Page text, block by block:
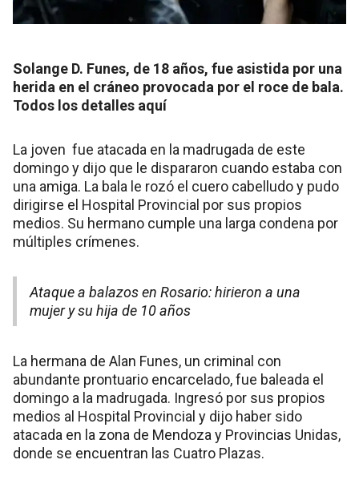
Solange D. Funes, de 18 años, fue asistida por una
herida en el cráneo provocada por el roce de bala.
Todos los detalles aquí
La joven fue atacada en la madrugada de este
domingo y dijo que le dispararon cuando estaba con
una amiga. La bala le rozó el cuero cabelludo y pudo
dirigirse el Hospital Provincial por sus propios
medios. Su hermano cumple una larga condena por
múltiples crímenes.
Ataque a balazos en Rosario: hirieron a una
mujer y su hija de 10 años
La hermana de Alan Funes, un criminal con
abundante prontuario encarcelado, fue baleada el
domingo a la madrugada. Ingresó por sus propios
medios al Hospital Provincial y dijo haber sido
atacada en la zona de Mendoza y Provincias Unidas,
donde se encuentran las Cuatro Plazas.